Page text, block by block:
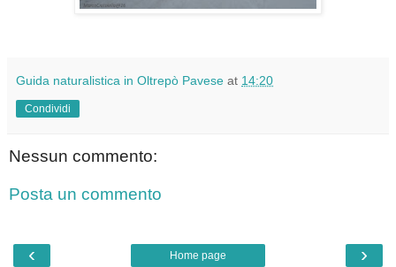
Guida naturalistica in Oltrepò Pavese at 14:20
Condividi
Nessun commento:
Posta un commento
‹ ›
Home page